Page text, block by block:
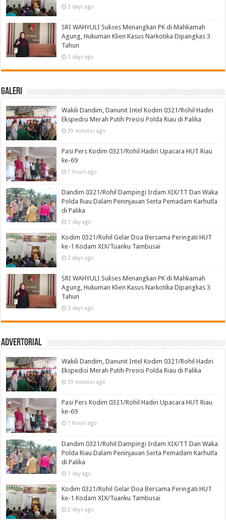
2 days ago
SRI WAHYULI Sukses Menangkan PK di Mahkamah
Agung, Hukuman Klien Kasus Narkotika Dipangkas 3
Tahun
3 days ago
Galeri
Wakili Dandim, Danunit Intel Kodim 0321/Rohil Hadiri
Ekspedisi Merah Putih Presisi Polda Riau di Palika
39 minutes ago
Pasi Pers Kodim 0321/Rohil Hadiri Upacara HUT Riau
ke-69
7 hours ago
Dandim 0321/Rohil Dampingi Irdam XIX/TT Dan Waka
Polda Riau Dalam Peninjauan Serta Pemadam Karhutla
di Palika
1 day ago
Kodim 0321/Rohil Gelar Doa Bersama Peringati HUT
ke-1 Kodam XIX/Tuanku Tambusai
2 days ago
SRI WAHYULI Sukses Menangkan PK di Mahkamah
Agung, Hukuman Klien Kasus Narkotika Dipangkas 3
Tahun
3 days ago
Advertorial
Wakili Dandim, Danunit Intel Kodim 0321/Rohil Hadiri
Ekspedisi Merah Putih Presisi Polda Riau di Palika
39 minutes ago
Pasi Pers Kodim 0321/Rohil Hadiri Upacara HUT Riau
ke-69
7 hours ago
Dandim 0321/Rohil Dampingi Irdam XIX/TT Dan Waka
Polda Riau Dalam Peninjauan Serta Pemadam Karhutla
di Palika
1 day ago
Kodim 0321/Rohil Gelar Doa Bersama Peringati HUT
ke-1 Kodam XIX/Tuanku Tambusai
2 days ago